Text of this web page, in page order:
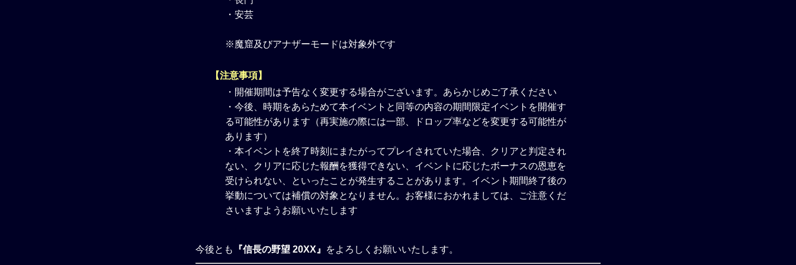
・安芸
※魔窟及びアナザーモードは対象外です
【注意事項】
・開催期間は予告なく変更する場合がございます。あらかじめご了承ください
・今後、時期をあらためて本イベントと同等の内容の期間限定イベントを開催す
る可能性があります（再実施の際には一部、ドロップ率などを変更する可能性が
あります）
・本イベントを終了時刻にまたがってプレイされていた場合、クリアと判定され
ない、クリアに応じた報酬を獲得できない、イベントに応じたボーナスの恩恵を
受けられない、といったことが発生することがあります。イベント期間終了後の
挙動については補償の対象となりません。お客様におかれましては、ご注意くだ
さいますようお願いいたします
今後とも 『信長の野望 20XX』 をよろしくお願いいたします。